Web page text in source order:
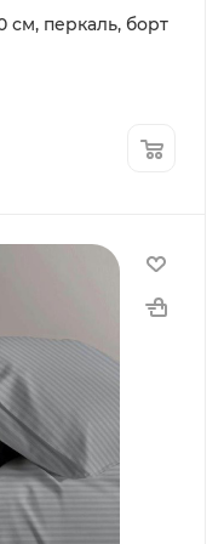
см, перкаль, борт